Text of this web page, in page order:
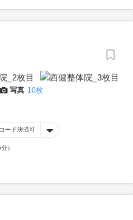
写真 10枚
ード決済可
）